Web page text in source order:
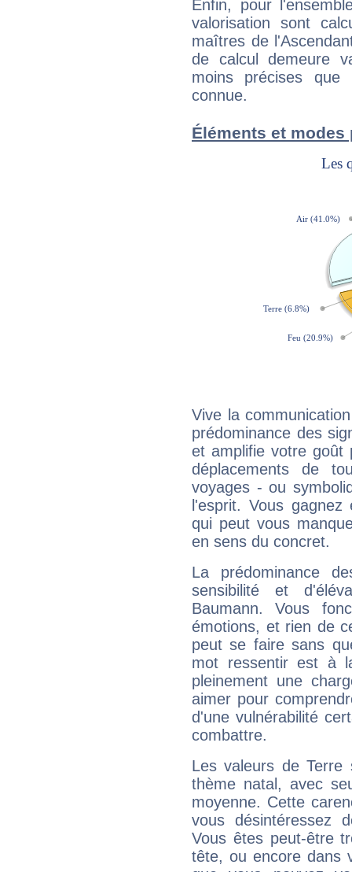
Enfin, pour
valorisation sont
maîtres de
de calcul demeure
moins précises que
connue.
Éléments et modes
Vive la
prédominance des
et amplifie votre goût
déplacements de
voyages - ou
l'esprit. Vous
qui peut vous
en sens du concret.
La prédominance
sensibilité et
Baumann. Vous
émotions, et rien de
peut se faire sans
mot ressentir est à
pleinement une
aimer pour
d'une vulnérabilité
combattre.
Les valeurs de Terre
thème natal, avec
moyenne. Cette
vous désintéressez
Vous êtes peut-être
tête, ou encore dans